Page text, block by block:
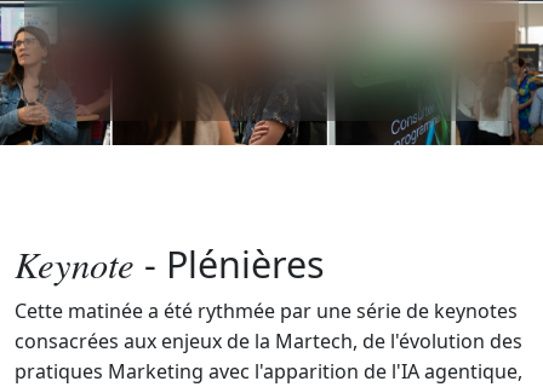
Keynote - Plénières
Cette matinée a été rythmée par une série de keynotes
consacrées aux enjeux de la Martech, de l'évolution des
pratiques Marketing avec l'apparition de l'IA agentique,